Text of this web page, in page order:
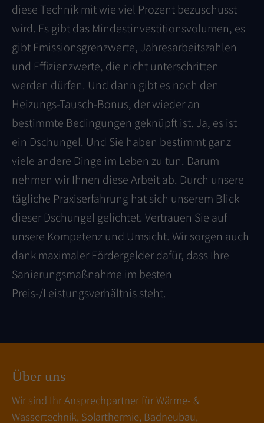
diese Technik mit wie viel Prozent bezuschusst
wird. Es gibt das Mindestinvestitionsvolumen, es
gibt Emissionsgrenzwerte, Jahresarbeitszahlen
und Effizienzwerte, die nicht unterschritten
werden dürfen. Und dann gibt es noch den
Heizungs-Tausch-Bonus, der wieder an
bestimmte Bedingungen geknüpft ist. Ja, es ist
ein Dschungel. Und Sie haben bestimmt ganz
viele andere Dinge im Leben zu tun. Darum
nehmen wir Ihnen diese Arbeit ab. Durch unsere
tägliche Praxiserfahrung hat sich unserem Blick
dieser Dschungel gelichtet. Vertrauen Sie auf
unsere Kompetenz und Umsicht. Wir sorgen auch
dank maximaler Fördergelder dafür, dass Ihre
Sanierungsmaßnahme im besten
Preis-/Leistungsverhältnis steht.
Über uns
Wir sind Ihr Ansprechpartner für Wärme- &
Wassertechnik, Solarthermie, Badneubau,